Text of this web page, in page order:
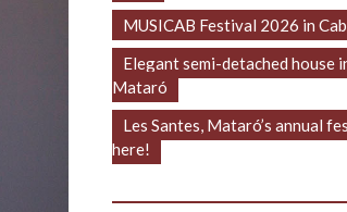
MUSICAB Festival 2026 in
Elegant semi-detached house
Mataró
Les Santes, Mataró’s annual
here!